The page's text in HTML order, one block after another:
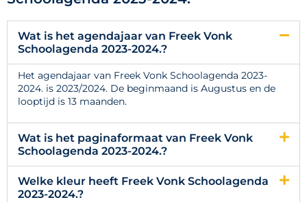
Wat is het agendajaar van Freek Vonk
Schoolagenda 2023-2024.?
Het agendajaar van Freek Vonk Schoolagenda 2023-
2024. is 2023/2024. De beginmaand is Augustus en de
looptijd is 13 maanden.
Wat is het paginaformaat van Freek Vonk
Schoolagenda 2023-2024.?
Welke kleur heeft Freek Vonk Schoolagenda
2023-2024.?